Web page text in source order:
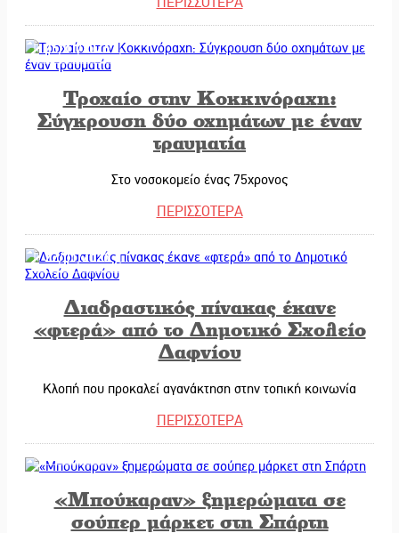
||
Βράβευσε
|| Τζάμπολ
||
26/01/2026
Τροχαίο στην Κοκκινόραχη:
Σύγκρουση δύο οχημάτων με έναν
τραυματία
Στο νοσοκομείο ένας 75χρονος
ΠΕΡΙΣΣΟΤΕΡΑ
22/01/2026
Διαδραστικός πίνακας έκανε
«φτερά» από το Δημοτικό Σχολείο
Δαφνίου
Κλοπή που προκαλεί αγανάκτηση στην τοπική κοινωνία
ΠΕΡΙΣΣΟΤΕΡΑ
22/01/2026
«Μπούκαραν» ξημερώματα σε
σούπερ μάρκετ στη Σπάρτη